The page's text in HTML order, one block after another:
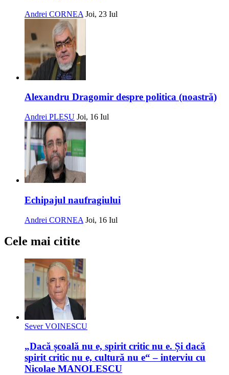
Andrei CORNEA Joi, 23 Iul
Alexandru Dragomir despre politica (noastră)
Andrei PLEȘU Joi, 16 Iul
Echipajul naufragiului
Andrei CORNEA Joi, 16 Iul
Cele mai citite
Sever VOINESCU
„Dacă școală nu e, spirit critic nu e. Și dacă
spirit critic nu e, cultură nu e“ – interviu cu
Nicolae MANOLESCU